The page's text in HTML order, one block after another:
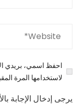
احفظ اسمي، بريدي
لاستخدامها المرة
يرجى إدخال الإجابة